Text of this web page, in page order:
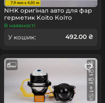
NHK оригінал авто для фар
герметик Koito Коіто
бутиловий шнур термо
В наявності
У кошик: 492.00 ₴